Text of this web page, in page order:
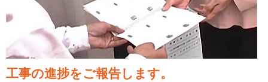
工事の進捗をご報告します。